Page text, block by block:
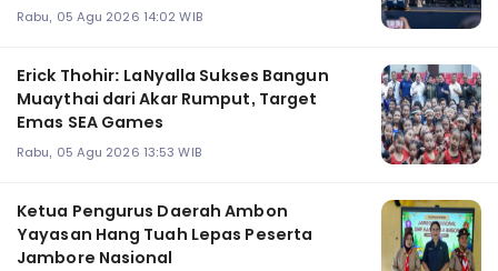
Rabu, 05 Agu 2026 14:02 WIB
Erick Thohir: LaNyalla Sukses Bangun
Muaythai dari Akar Rumput, Target
Emas SEA Games
Rabu, 05 Agu 2026 13:53 WIB
Ketua Pengurus Daerah Ambon
Yayasan Hang Tuah Lepas Peserta
Jambore Nasional